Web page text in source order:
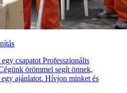
csapatot Professzionális
örömmel segít önnek,
ajánlatot. Hívjon minket és